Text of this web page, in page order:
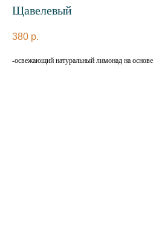
Щавелевый
380 р.
-освежающий натуральный лимонад на